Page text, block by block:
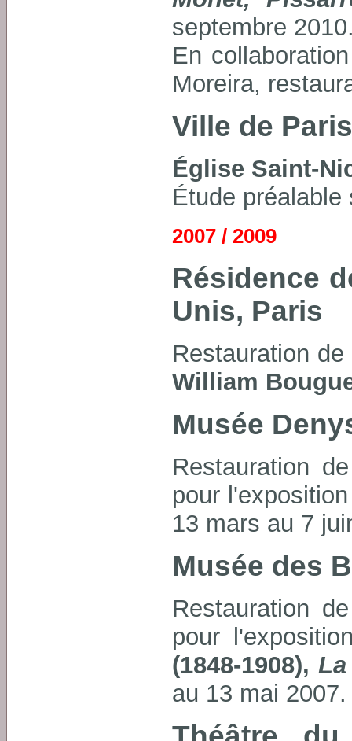
septembre
En
Moreira,
Ville de
Église Saint-
Étude
2007 / 2009
Résidence
Unis, Paris
Restauration
William
Musée
Restauration
pour
13 mars au 7
Musée des
Restauration
pour
(1848-1908),
au 13 mai 2007.